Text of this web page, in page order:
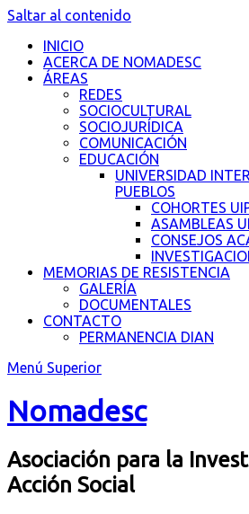
Saltar al contenido
INICIO
ACERCA DE NOMADESC
ÁREAS
REDES
SOCIOCULTURAL
SOCIOJURÍDICA
COMUNICACIÓN
EDUCACIÓN
UNIVERSIDAD
PUEBLOS
COHORTES
ASAMBLEAS
CONSEJOS
MEMORIAS DE RESISTENCIA
GALERÍA
DOCUMENTALES
CONTACTO
PERMANENCIA DIAN
Menú Superior
Nomadesc
Asociación para la
Acción Social